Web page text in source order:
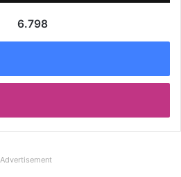
6.798
Advertisement